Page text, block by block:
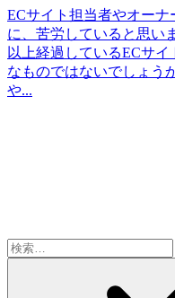
ECサイト担当者やオー
に、苦労していると思い
以上経過しているECサ
なものではないでしょう
や...